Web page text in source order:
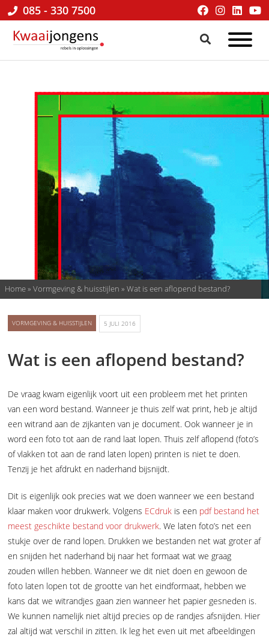
085 - 330 7500
Kwaaijongens
BLOG
kenniscafé
marketing
praktische
ondernemers
Home» Vormgeving & huisstijlen » Wat is een aflopend bestand?
VORMGEVING & HUISSTIJLEN 5 JULI 2016
Wat is een aflopend bestand?
De vraag kwam eigenlijk voort uit een probleem met het printen
van een word bestand. Wanneer je thuis zelf wat print, heb je altijd
een witrand aan de zijkanten van je document. Ook wanneer je in
word een foto tot aan de rand laat lopen. Thuis zelf aflopend (foto’s
of vlakken tot aan de rand laten lopen) printen is niet te doen.
Tenzij je het afdrukt en naderhand bijsnijdt.
Dit is eigenlijk ook precies wat we doen wanneer we een bestand
klaar maken voor drukwerk. Volgens ECdruk is een pdf bestand het
meest geschikte bestand voor drukwerk. We laten foto’s net een
stukje over de rand lopen. Drukken we bestanden net wat groter af
en snijden het naderhand bij naar het formaat wat we graag
zouden willen hebben. Wanneer we dit niet doen en gewoon de
foto laten lopen tot de grootte van het eindformaat, hebben we
kans dat we witrandjes gaan zien wanneer het papier gesneden is.
We kunnen namelijk niet altijd precies op de randjes afsnijden. Hier
zal altijd wat verschil in zitten. Ik leg het even uit met afbeeldingen